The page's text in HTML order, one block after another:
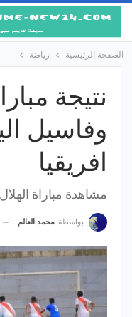
الصفحة الرئيسية رياضة
نتيجة
وفاسيل
افريقيا
مشاهدة مباراة
بواسطة محمد العالم